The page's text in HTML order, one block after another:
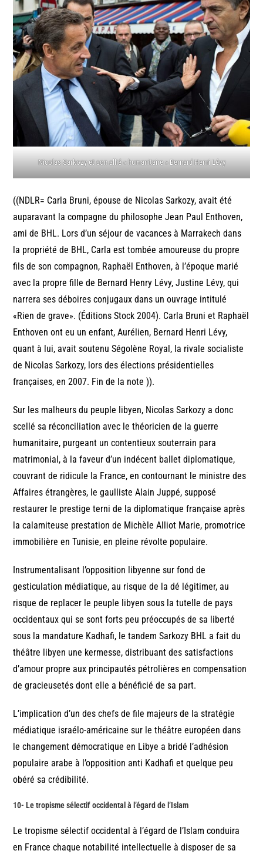
Nicolas Sarkozy et son allié « humanitaire » Bernard Henri Lévy
((NDLR= Carla Bruni, épouse de Nicolas Sarkozy, avait été
auparavant la compagne du philosophe Jean Paul Enthoven,
ami de BHL. Lors d’un séjour de vacances à Marrakech dans
la propriété de BHL, Carla est tombée amoureuse du propre
fils de son compagnon, Raphaël Enthoven, à l’époque marié
avec la propre fille de Bernard Henry Lévy, Justine Lévy, qui
narrera ses déboires conjugaux dans un ouvrage intitulé
«Rien de grave». (Éditions Stock 2004). Carla Bruni et Raphaël
Enthoven ont eu un enfant, Aurélien, Bernard Henri Lévy,
quant à lui, avait soutenu Ségolène Royal, la rivale socialiste
de Nicolas Sarkozy, lors des élections présidentielles
françaises, en 2007. Fin de la note )).
Sur les malheurs du peuple libyen, Nicolas Sarkozy a donc
scellé sa réconciliation avec le théoricien de la guerre
humanitaire, purgeant un contentieux souterrain para
matrimonial, à la faveur d’un indécent ballet diplomatique,
couvrant de ridicule la France, en contournant le ministre des
Affaires étrangères, le gaulliste Alain Juppé, supposé
restaurer le prestige terni de la diplomatique française après
la calamiteuse prestation de Michèle Alliot Marie, promotrice
immobilière en Tunisie, en pleine révolte populaire.
Instrumentalisant l’opposition libyenne sur fond de
gesticulation médiatique, au risque de la dé légitimer, au
risque de replacer le peuple libyen sous la tutelle de pays
occidentaux qui se sont forts peu préoccupés de sa liberté
sous la mandature Kadhafi, le tandem Sarkozy BHL a fait du
théâtre libyen une kermesse, distribuant des satisfactions
d’amour propre aux principautés pétrolières en compensation
de gracieusetés dont elle a bénéficié de sa part.
L’implication d’un des chefs de file majeurs de la stratégie
médiatique israélo-américaine sur le théâtre européen dans
le changement démocratique en Libye a bridé l’adhésion
populaire arabe à l’opposition anti Kadhafi et quelque peu
obéré sa crédibilité.
10- Le tropisme sélectif occidental à l’égard de l’Islam
Le tropisme sélectif occidental à l’égard de l’Islam conduira
en France chaque notabilité intellectuelle à disposer de sa